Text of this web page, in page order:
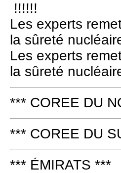
!!!!!!
Les experts
la sûreté
Les experts
la sûreté
*** COREE DU
*** COREE DU
*** ÉMIRATS ***